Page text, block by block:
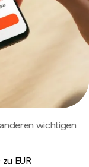
wichtigen
zu EUR